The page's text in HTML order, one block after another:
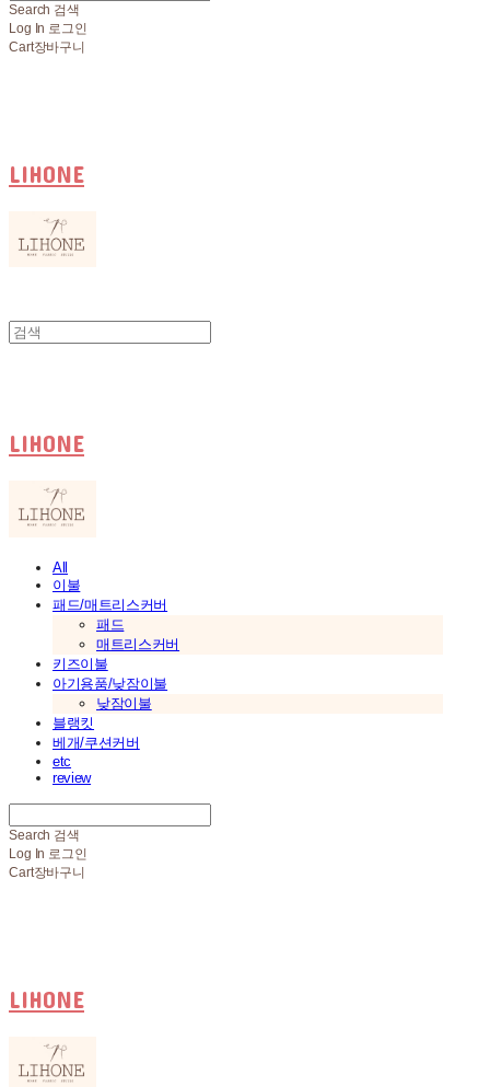
Search 검색
Log In 로그인
Cart장바구니
LIHONE
LIHONE
All
이불
패드/매트리스커버
패드
매트리스커버
키즈이불
아기용품/낮잠이불
낮잠이불
블랭킷
베개/쿠션커버
etc
review
Search 검색
Log In 로그인
Cart장바구니
LIHONE